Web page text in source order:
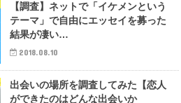
【調査】ネットで「イケメンという
テーマ」で自由にエッセイを募った
結果が凄い…
2018.08.10
出会いの場所を調査してみた【恋人
ができたのはどんな出会いか